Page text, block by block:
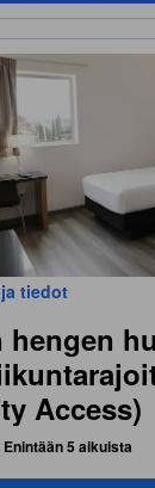
tiedot
hengen
Access)
Enintään 5 aikuista